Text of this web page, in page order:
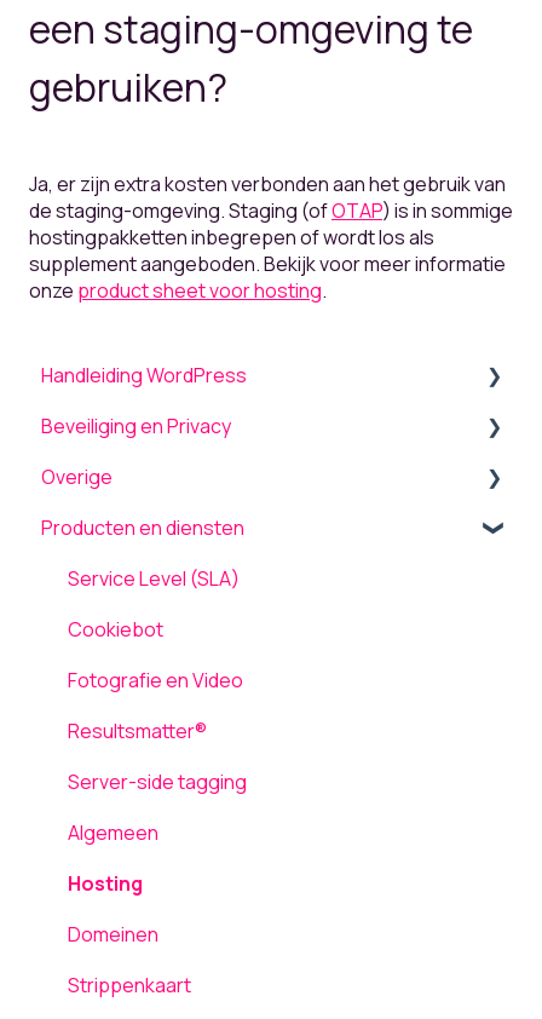
een staging-omgeving te
gebruiken?
Ja, er zijn extra kosten verbonden aan het gebruik van
de staging-omgeving. Staging (ofOTAP) is in sommige
hostingpakketten inbegrepen of wordt los als
supplement aangeboden. Bekijk voor meer informatie
onze product sheet voor hosting.
Handleiding WordPress
Algemeen
Menu
Theme settings
Plugins
Formulieren
Pagina's
Media
Inloggen
Gebruikers
Beveiliging en Privacy
Beveiliging
Onderhoud en updates
TLS ondersteuning
AVG / GDPR
Overige
Back-up terugplaatsen / herstellen
Tickets
Computergebruik
Netwerk en Storingen
Laadsnelheid
Producten en diensten
Service Level (SLA)
Cookiebot
Fotografie en Video
Resultsmatter®
Server-side tagging
Algemeen
Hosting
Domeinen
Strippenkaart